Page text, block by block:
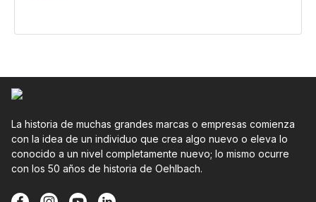
La historia de muchas grandes marcas o empresas comienza
con la idea de un individuo que crea algo nuevo o eleva lo
conocido a un nivel completamente nuevo; lo mismo ocurre
con los 50 años de historia de Oehlbach.